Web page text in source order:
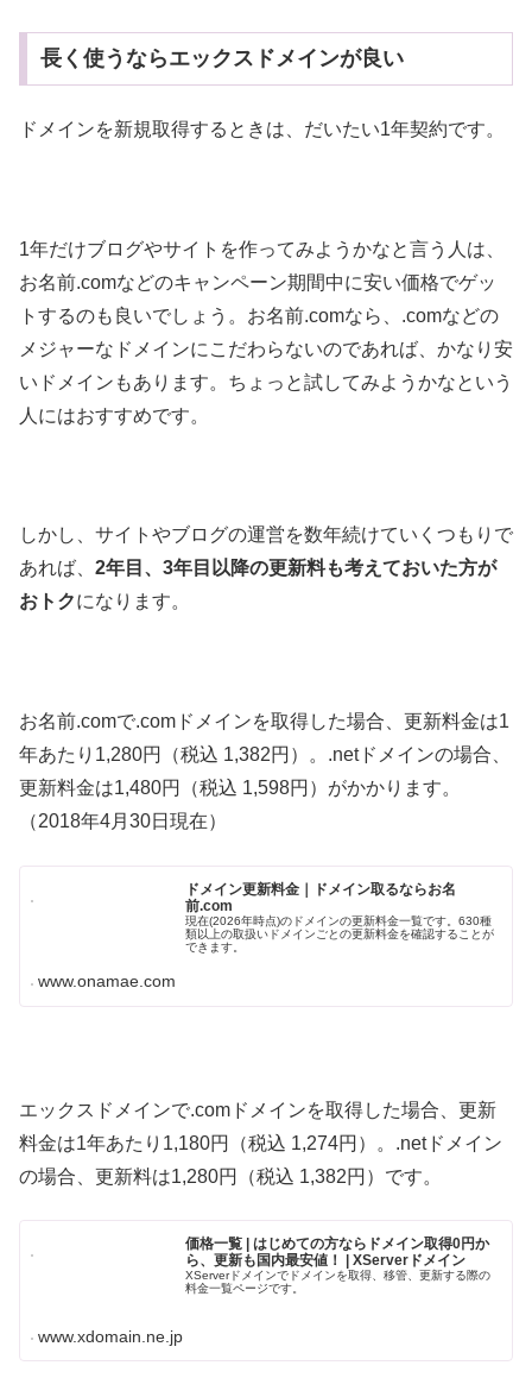
長く使うならエックスドメインが良い
ドメインを新規取得するときは、だいたい1年契約です。
1年だけブログやサイトを作ってみようかなと言う人は、
お名前.comなどのキャンペーン期間中に安い価格でゲッ
トするのも良いでしょう。お名前.comなら、.comなどの
メジャーなドメインにこだわらないのであれば、かなり安
いドメインもあります。ちょっと試してみようかなという
人にはおすすめです。
しかし、サイトやブログの運営を数年続けていくつもりで
あれば、 2年目、3年目以降の更新料も考えておいた方が
おトクになります。
お名前.comで.comドメインを取得した場合、更新料金は1
年あたり1,280円（税込 1,382円）。.netドメインの場合、
更新料金は1,480円（税込 1,598円）がかかります。
（2018年4月30日現在）
ドメイン更新料金｜ドメイン取るならお名
前.com
現在(2026年時点)のドメインの更新料金一覧です。630種
類以上の取扱いドメインごとの更新料金を確認することが
できます。
www.onamae.com
エックスドメインで.comドメインを取得した場合、更新
料金は1年あたり1,180円（税込 1,274円）。.netドメイン
の場合、更新料は1,280円（税込 1,382円）です。
価格一覧 | はじめての方ならドメイン取得0円か
ら、更新も国内最安値！ | XServerドメイン
XServerドメインでドメインを取得、移管、更新する際の
料金一覧ページです。
www.xdomain.ne.jp